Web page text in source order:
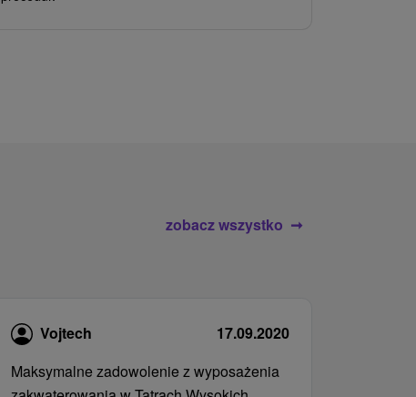
zobacz wszystko
Vojtech
17.09.2020
Maksymalne zadowolenie z wyposażenia